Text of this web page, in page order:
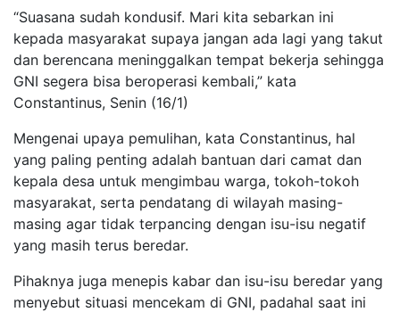
“Suasana sudah kondusif. Mari kita sebarkan ini
kepada masyarakat supaya jangan ada lagi yang takut
dan berencana meninggalkan tempat bekerja sehingga
GNI segera bisa beroperasi kembali,” kata
Constantinus, Senin (16/1)
Mengenai upaya pemulihan, kata Constantinus, hal
yang paling penting adalah bantuan dari camat dan
kepala desa untuk mengimbau warga, tokoh-tokoh
masyarakat, serta pendatang di wilayah masing-
masing agar tidak terpancing dengan isu-isu negatif
yang masih terus beredar.
Pihaknya juga menepis kabar dan isu-isu beredar yang
menyebut situasi mencekam di GNI, padahal saat ini